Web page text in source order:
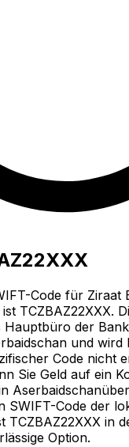
Code für Ziraat
TCZBAZ22XXX.
Hauptbüro der
und wird
Code nicht
Sie Geld auf ein
SWIFT-Code der
TCZBAZ22XXX in
Option.